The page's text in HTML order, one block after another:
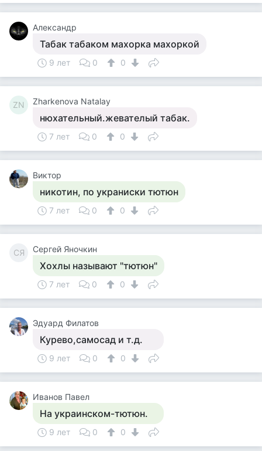
Александр
Табак табаком махорка махоркой
9 лет 0 0
ZN Zharkenova Natalay
нюхательный.жевателый табак.
7 лет 0 0
Виктор
никотин, по украниски тютюн
7 лет 0 0
СЯ Сергей Яночкин
Хохлы называют "тютюн"
7 лет 0 0
Эдуард Филатов
Курево,самосад и т.д.
9 лет 0 0
Иванов Павел
На украинском-тютюн.
9 лет 0 0